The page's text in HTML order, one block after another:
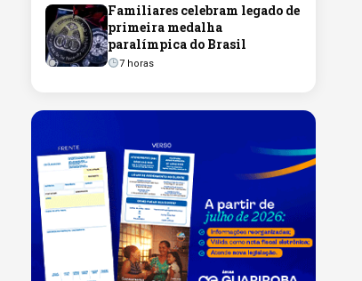
Familiares celebram legado de
primeira medalha
paralímpica do Brasil
7 horas